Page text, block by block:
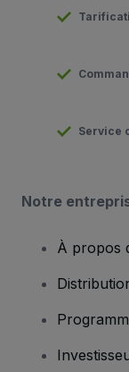
Service
Notre
À propos